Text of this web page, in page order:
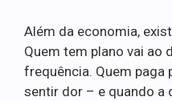
Além da economia,
Quem tem plano vai ao
frequência. Quem paga
sentir dor – e quando a